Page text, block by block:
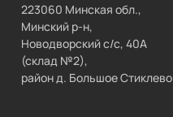
223060 Минская обл.,
Минский р-н,
Новодворский с/с, 40А
(склад №2),
район д. Большое Стиклево